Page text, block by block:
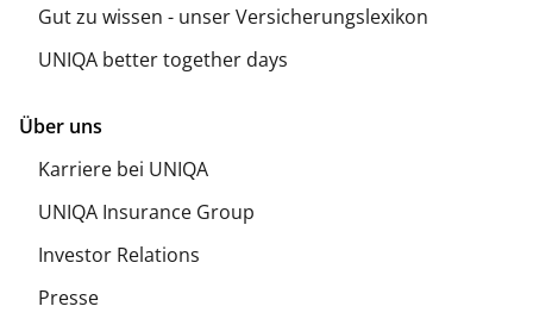
Gut zu wissen - unser Versicherungslexikon
UNIQA better together days
Über uns
Karriere bei UNIQA
UNIQA Insurance Group
Investor Relations
Presse